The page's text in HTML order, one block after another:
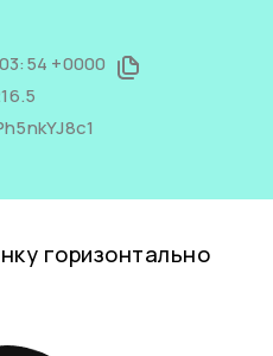
+0000
горизонтально